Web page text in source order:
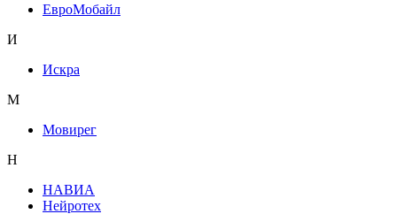
ЕвроМобайл
И
Искра
М
Мовирег
Н
НАВИА
Нейротех